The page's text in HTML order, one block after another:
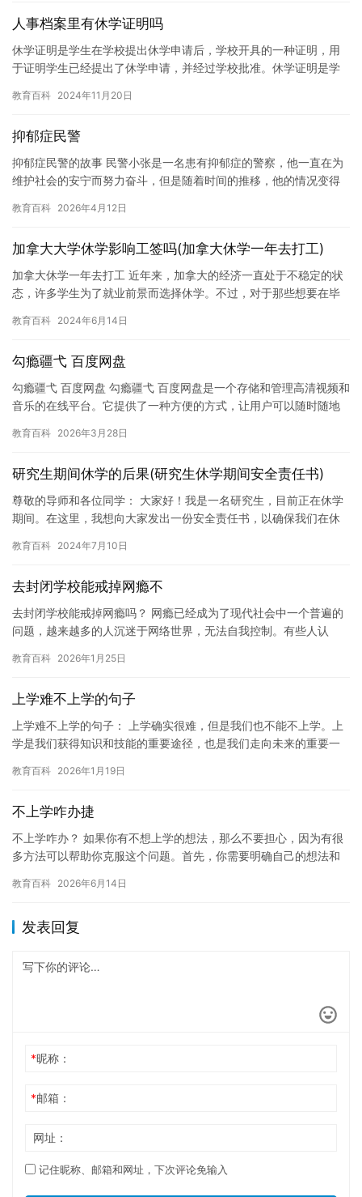
人事档案里有休学证明吗
休学证明是学生在学校提出休学申请后，学校开具的一种证明，用
于证明学生已经提出了休学申请，并经过学校批准。休学证明是学
事档…
教育百科 2024年11月20日
抑郁症民警
抑郁症民警的故事 民警小张是一名患有抑郁症的警察，他一直在为
维护社会的安宁而努力奋斗，但是随着时间的推移，他的情况变得
总…
教育百科 2026年4月12日
加拿大大学休学影响工签吗(加拿大休学一年去打工)
加拿大休学一年去打工 近年来，加拿大的经济一直处于不稳定的状
态，许多学生为了就业前景而选择休学。不过，对于那些想要在毕
选择…
教育百科 2024年6月14日
勾瘾疆弋 百度网盘
勾瘾疆弋 百度网盘 勾瘾疆弋 百度网盘是一个存储和管理高清视频和
音乐的在线平台。它提供了一种方便的方式，让用户可以随时随地
教育百科 2026年3月28日
研究生期间休学的后果(研究生休学期间安全责任书)
尊敬的导师和各位同学： 大家好！我是一名研究生，目前正在休学
期间。在这里，我想向大家发出一份安全责任书，以确保我们在休
的…
教育百科 2024年7月10日
去封闭学校能戒掉网瘾不
去封闭学校能戒掉网瘾吗？ 网瘾已经成为了现代社会中一个普遍的
问题，越来越多的人沉迷于网络世界，无法自我控制。有些人认
而，这…
教育百科 2026年1月25日
上学难不上学的句子
上学难不上学的句子： 上学确实很难，但是我们也不能不上学。上
学是我们获得知识和技能的重要途径，也是我们走向未来的重要一
无法…
教育百科 2026年1月19日
不上学咋办捷
不上学咋办？ 如果你有不想上学的想法，那么不要担心，因为有很
多方法可以帮助你克服这个问题。首先，你需要明确自己的想法和
一旦…
教育百科 2026年6月14日
发表回复
*昵称：
*邮箱：
网址：
记住昵称、邮箱和网址，下次评论免输入